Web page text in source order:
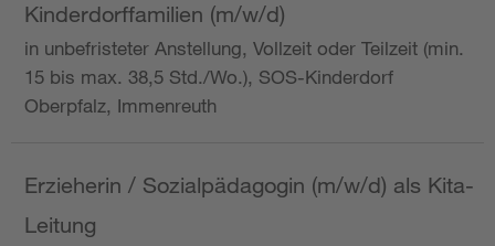
Kinderdorffamilien (m/w/d)
in unbefristeter Anstellung, Vollzeit oder Teilzeit (min.
15 bis max. 38,5 Std./Wo.), SOS-Kinderdorf
Oberpfalz, Immenreuth
Erzieherin / Sozialpädagogin (m/w/d) als Kita-
Leitung